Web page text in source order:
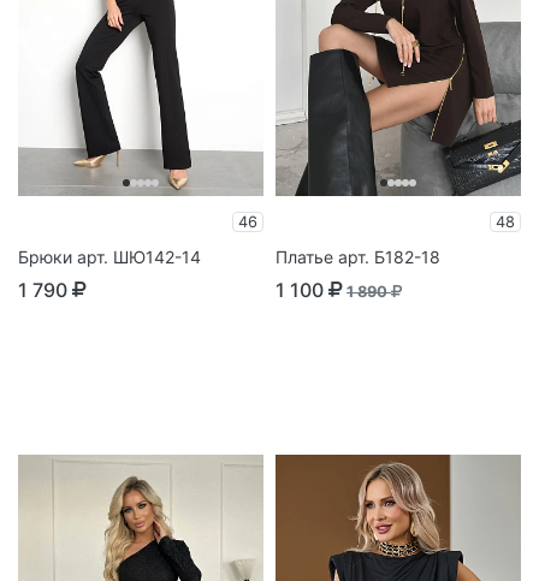
46
Брюки арт. ШЮ142-14
1 790
48
Платье арт. Б182-18
1 100 1 890